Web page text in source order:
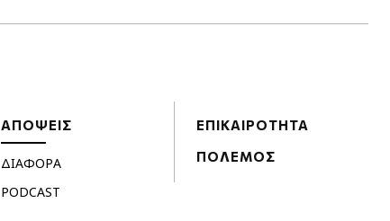
ΑΠΟΨΕΙΣ
ΔΙΑΦΟΡΑ
PODCAST
ΕΠΙΚΑΙΡΟΤΗΤΑ
ΠΟΛΕΜΟΣ